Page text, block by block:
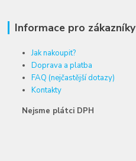
Informace pro zákazníky
Jak nakoupit?
Doprava a platba
FAQ (nejčastější dotazy)
Kontakty
Nejsme plátci DPH